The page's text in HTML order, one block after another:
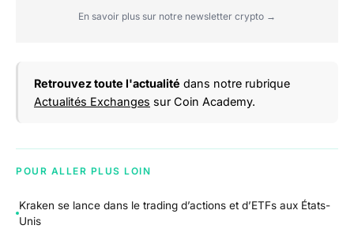
En savoir plus sur notre newsletter crypto →
Retrouvez toute l'actualité dans notre rubrique
Actualités Exchanges sur Coin Academy.
POUR ALLER PLUS LOIN
Kraken se lance dans le trading d’actions et d’ETFs aux États-
Unis